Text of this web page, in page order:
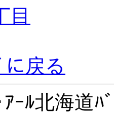
目
に戻る
ｱｰﾙ北海道